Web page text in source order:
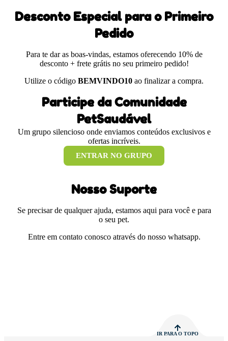
Desconto Especial para o Primeiro
Pedido
Para te dar as boas-vindas, estamos oferecendo 10% de
desconto + frete grátis no seu primeiro pedido!
Utilize o código BEMVINDO10 ao finalizar a compra.
Participe da Comunidade
PetSaudável
Um grupo silencioso onde enviamos conteúdos exclusivos e
ofertas incríveis.
ENTRAR NO GRUPO
Nosso Suporte
Se precisar de qualquer ajuda, estamos aqui para você e para
o seu pet.
Entre em contato conosco através do nosso whatsapp.
IR PARA O TOPO